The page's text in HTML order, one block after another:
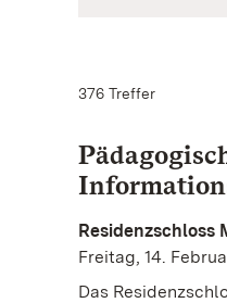
376 Treffer
Residenzschloss
Freitag, 14.
Das